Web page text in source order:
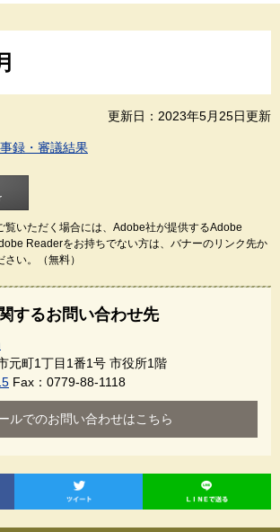
更新日：2023年5月25日更新
録・審議結果
覧いただく場合には、Adobe社が提供するAdobe
Readerをお持ちでない方は、バナーのリンク先か
い。（無料）
するお問い合わせ先
元町1丁目1番1号 市役所1階
Fax：0779-88-1118
ルでのお問い合わせはこちら